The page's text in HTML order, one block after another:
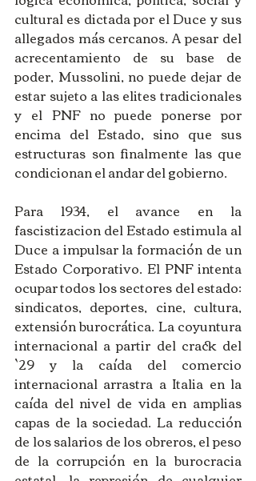
cultural es dictada por el Duce y sus
allegados más cercanos. A pesar del
acrecentamiento de su base de
poder, Mussolini, no puede dejar de
estar sujeto a las elites tradicionales
y el PNF no puede ponerse por
encima del Estado, sino que sus
estructuras son finalmente las que
condicionan el andar del gobierno.
Para 1934, el avance en la
fascistizacion del Estado estimula al
Duce a impulsar la formación de un
Estado Corporativo. El PNF intenta
ocupar todos los sectores del estado:
sindicatos, deportes, cine, cultura,
extensión burocrática. La coyuntura
internacional a partir del crack del
`29 y la caída del comercio
internacional arrastra a Italia en la
caída del nivel de vida en amplias
capas de la sociedad. La reducción
de los salarios de los obreros, el peso
de la corrupción en la burocracia